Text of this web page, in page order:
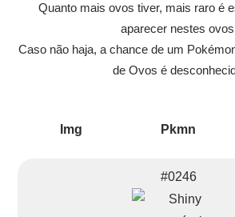
Quanto mais ovos tiver, mais raro é
aparecer nestes
Caso não haja, a chance de um
de Ovos é
Img Pkmn
#0246